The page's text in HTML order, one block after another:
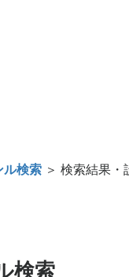
ル検索 ＞ 検索結果・
検索